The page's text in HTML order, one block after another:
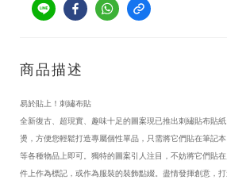
商品描述
易於貼上！刺繡布貼
全新復古、超現實、趣味十足的圖案現已推出刺繡貼布貼
燙，方便您輕鬆打造專屬個性單品，只需將它們貼在筆記
等各種物品上即可。獨特的圖案引人注目，不妨將它們貼
件上作為標記，或作為服裝的裝飾點綴。盡情發揮創意，